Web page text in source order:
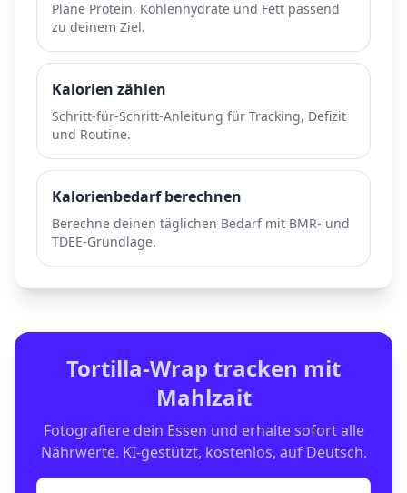
Plane Protein, Kohlenhydrate und Fett passend
zu deinem Ziel.
Kalorien zählen
Schritt-für-Schritt-Anleitung für Tracking, Defizit
und Routine.
Kalorienbedarf berechnen
Berechne deinen täglichen Bedarf mit BMR- und
TDEE-Grundlage.
Tortilla-Wrap tracken mit
Mahlzait
Fotografiere dein Essen und erhalte sofort alle
Nährwerte. KI-gestützt, kostenlos, auf Deutsch.